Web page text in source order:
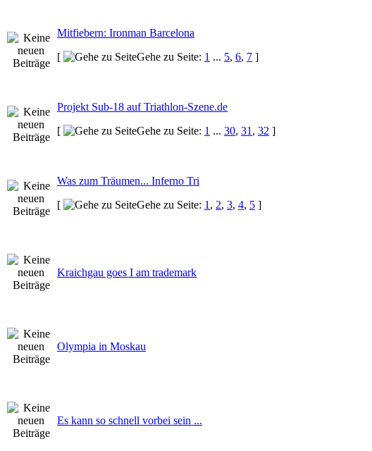
Mitfiebern: Ironman Barcelona
[
Gehe zu Seite: 1 ... 5, 6, 7 ]
Projekt Sub-18 auf Triathlon-Szene.de
[
Gehe zu Seite: 1 ... 30, 31 , 32 ]
Was zum Träumen... Inferno Tri
[
Gehe zu Seite: 1 , 2, 3, 4, 5 ]
Kraichgau goes I am trademark
Olympia in Moskau
Es kann so schnell vorbei sein ...